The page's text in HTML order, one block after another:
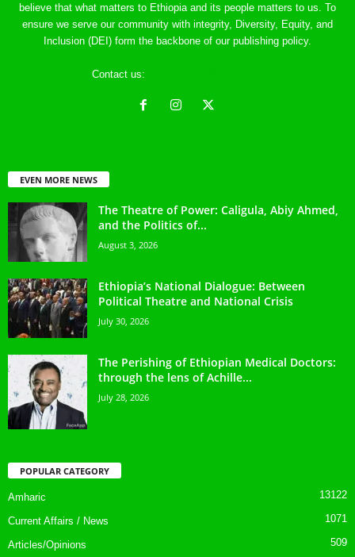
believe that what matters to Ethiopia and its people matters to us. To
ensure we serve our community with integrity, Diversity, Equity, and
Inclusion (DEI) form the backbone of our publishing policy.
Contact us:
EVEN MORE NEWS
The Theatre of Power: Caligula, Abiy Ahmed,
and the Politics of...
August 3, 2026
Ethiopia’s National Dialogue: Between
Political Theatre and National Crisis
July 30, 2026
The Perishing of Ethiopian Medical Doctors:
through the lens of Achille...
July 28, 2026
POPULAR CATEGORY
Amharic 13122
Current Affairs / News 1071
Articles/Opinions 509